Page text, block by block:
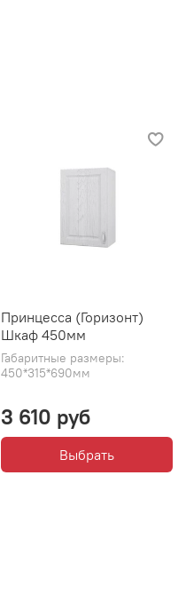
Принцесса (Горизонт)
Шкаф 450мм
Габаритные размеры:
450*315*690мм
3 610 руб
Выбрать